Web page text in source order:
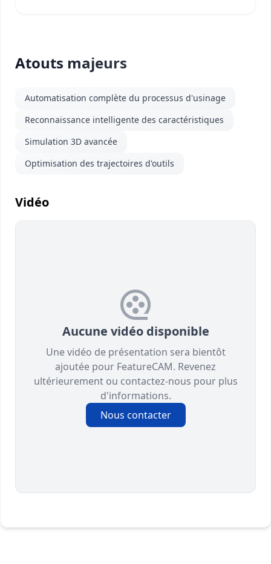
Atouts majeurs
Automatisation complète du processus d'usinage
Reconnaissance intelligente des caractéristiques
Simulation 3D avancée
Optimisation des trajectoires d'outils
Vidéo
Aucune vidéo disponible
Une vidéo de présentation sera bientôt
ajoutée pour FeatureCAM. Revenez
ultérieurement ou contactez-nous pour plus
d'informations.
Nous contacter